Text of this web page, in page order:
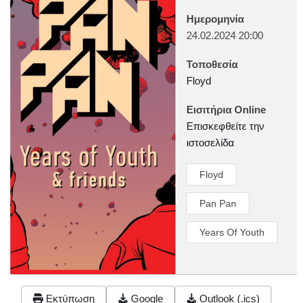
Ημερομηνία
24.02.2024 20:00
Τοποθεσία
Floyd
Εισιτήρια Online
Επισκεφθείτε την
ιστοσελίδα
Floyd
Pan Pan
Years Of Youth
Εκτύπωση Google Outlook (.ics)